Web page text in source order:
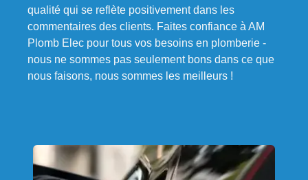
qualité qui se reflète positivement dans les
commentaires des clients. Faites confiance à AM
Plomb Elec pour tous vos besoins en plomberie -
nous ne sommes pas seulement bons dans ce que
nous faisons, nous sommes les meilleurs !